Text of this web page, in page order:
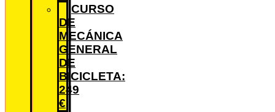
CURSO
DE
MECÁNICA
GENERAL
DE
BICICLETA:
249
€